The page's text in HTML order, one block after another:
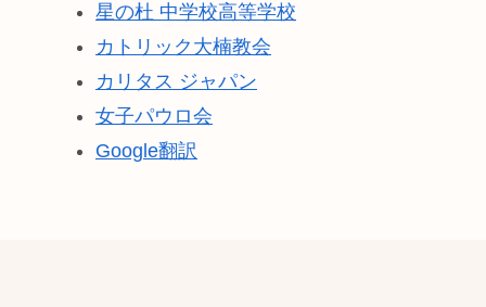
星の杜 中学校高等学校
カトリック大楠教会
カリタス ジャパン
女子パウロ会
Google翻訳